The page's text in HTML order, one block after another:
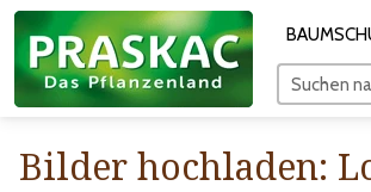
Suchen
Bilder hochladen: